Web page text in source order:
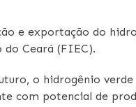
e exportação do
do Ceará (FIEC).
o hidrogênio verde
com potencial de